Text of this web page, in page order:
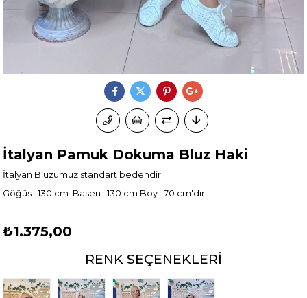
İtalyan Pamuk Dokuma Bluz Haki
İtalyan Bluzumuz standart bedendir.
Göğüs : 130 cm Basen : 130 cm Boy : 70 cm'dir.
₺1.375,00
RENK SEÇENEKLERI